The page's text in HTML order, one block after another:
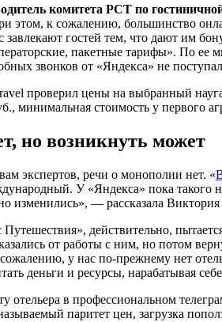
комитета РСТ по
этом, к сожалению, большинство
гостей тем, что дают им
пакетные тарифы». По ее
звонков от «Яндекса» не
проверил цены на выбранный
минимальная стоимость у первого
но возникнуть может
экспертов, речи о монополии нет. «
У «Яндекса» пока такого
изменились», — рассказала
действительно,
от работы с ним, но потом
у нас по-прежнему нет
деньги и ресурсы, нарабатывая
отельера в профессиональном
паритет цен, загрузка